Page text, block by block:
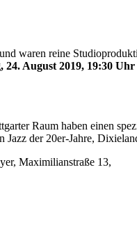
waren reine
24. August 2019, 19:30 Uhr
Raum haben einen
der 20er-Jahre,
Maximilianstraße 13,